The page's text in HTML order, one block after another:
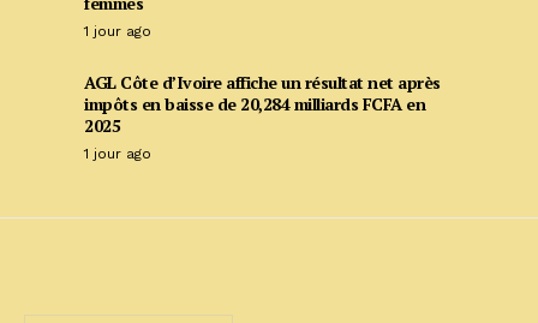
1 jour ago
AGL Côte d’Ivoire affiche un résultat net après
impôts en baisse de 20,284 milliards FCFA en
2025
1 jour ago